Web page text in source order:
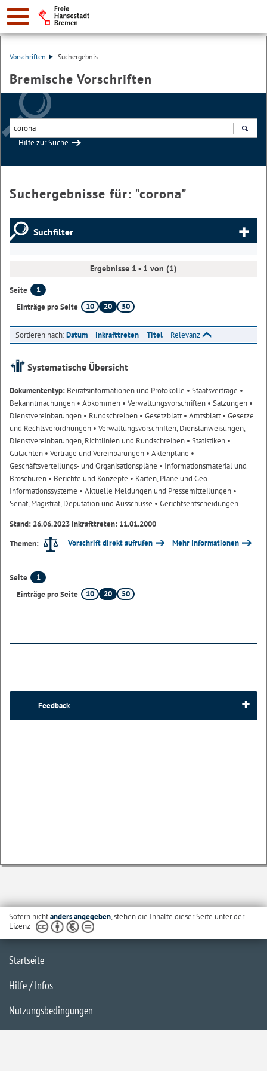
Vorschriften Suchergebnis
Bremische Vorschriften
Hilfe zur Suche
Suchergebnisse für: "corona"
Suchfilter
Ergebnisse 1 - 1 von (1)
Seite
1
Einträge pro Seite
10 20 50
Sortieren nach:Datum Inkrafttreten Titel Relevanz
Systematische Übersicht
Dokumententyp: Beiratsinformationen und Protokolle • Staatsverträge •
Bekanntmachungen • Abkommen • Verwaltungsvorschriften • Satzungen •
Dienstvereinbarungen • Rundschreiben • Gesetzblatt• Amtsblatt• Gesetze
und Rechtsverordnungen • Verwaltungsvorschriften, Dienstanweisungen,
Dienstvereinbarungen, Richtlinien und Rundschreiben • Statistiken •
Gutachten • Verträge und Vereinbarungen • Aktenpläne •
Geschäftsverteilungs- und Organisationspläne • Informationsmaterial und
Broschüren • Berichte und Konzepte • Karten, Pläne und Geo-
Informationssysteme • Aktuelle Meldungen und Pressemitteilungen •
Senat, Magistrat, Deputation und Ausschüsse • Gerichtsentscheidungen
Stand: 26.06.2023 Inkrafttreten: 11.01.2000
Themen:
Vorschrift direkt aufrufen Mehr Informationen
Seite
1
Einträge pro Seite
10 20 50
Feedback
Sofern nichtanders angegeben, stehen die Inhalte dieser Seite unter der
Lizenz
Startseite
Hilfe / Infos
Nutzungsbedingungen